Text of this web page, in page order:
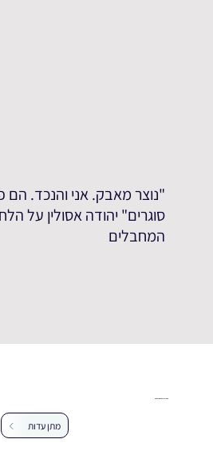
"נוצר מאבק. אני והנכד. הם
סוגרים" יהודה אסולין על
המחבלים
מתן עדות